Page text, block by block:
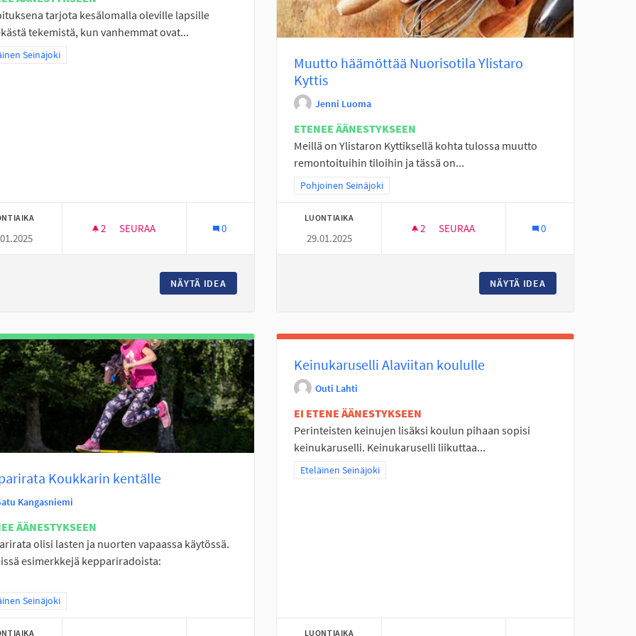
tarjota kesälomalla oleville lapsille
tekemistä, kun vanhemmat ovat...
tulokset teeman mukaan: Eteläinen Seinäjoki
Seinäjoki
2 2 SEURAAJAA
SEURAA
LEIKKIKENTTÄTOIMINTA PERÄSEINÄJOELLE
0
NÄYTÄ IDEA
Muutto häämöttää Nuorisotila Ylistaro
Kyttis
Jenni Luoma
ETENEE ÄÄNESTYKSEEN
Meillä on Ylistaron Kyttiksellä kohta tulossa muutto
remontoituihin tiloihin ja tässä on...
Rajaa tulokset teeman mukaan: Pohjoinen Seinäjoki
Pohjoinen Seinäjoki
LUONTIAIKA
29.01.2025
2 2 SEURAAJAA
SEURAA 0
NÄYTÄ IDEA
Koukkarin kentälle
Kangasniemi
ÄÄNESTYKSEEN
olisi lasten ja nuorten vapaassa käytössä.
esimerkkejä keppariradoista:
tulokset teeman mukaan: Eteläinen Seinäjoki
Seinäjoki
Keinukaruselli Alaviitan koululle
Outi Lahti
EI ETENE ÄÄNESTYKSEEN
Perinteisten keinujen lisäksi koulun pihaan sopisi
keinukaruselli. Keinukaruselli liikuttaa...
Rajaa tulokset teeman mukaan: Eteläinen Seinäjoki
Eteläinen Seinäjoki
LUONTIAIKA